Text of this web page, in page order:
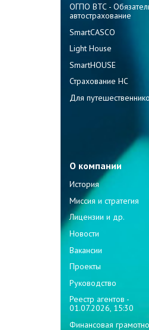
ОГПО ВТС -
автострахование
SmartCASCO
Light House
SmartHOUSE
Страхование НС
Для
О компании
История
Миссия и стратегия
Лицензии и др.
Новости
Вакансии
Проекты
Руководство
Реестр агентов -
01.07.2026, 15:30
Финансовая